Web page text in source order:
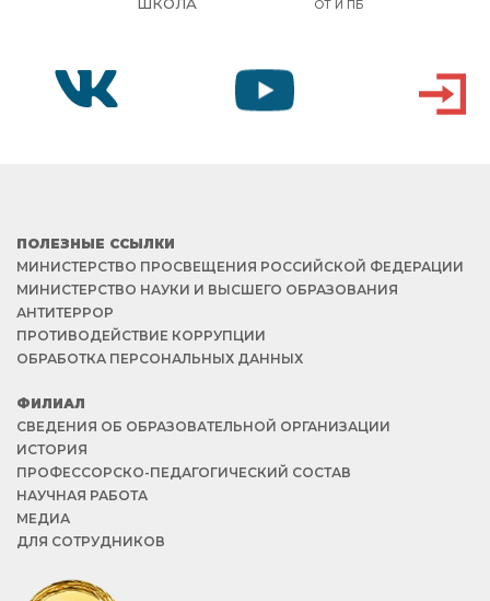
ОТ И ПБ
ПОЛЕЗНЫЕ ССЫЛКИ
МИНИСТЕРСТВО ПРОСВЕЩЕНИЯ РОССИЙСКОЙ ФЕДЕРАЦИИ
МИНИСТЕРСТВО НАУКИ И ВЫСШЕГО ОБРАЗОВАНИЯ
АНТИТЕРРОР
ПРОТИВОДЕЙСТВИЕ КОРРУПЦИИ
ОБРАБОТКА ПЕРСОНАЛЬНЫХ ДАННЫХ
ФИЛИАЛ
СВЕДЕНИЯ ОБ ОБРАЗОВАТЕЛЬНОЙ ОРГАНИЗАЦИИ
ИСТОРИЯ
ПРОФЕССОРСКО-ПЕДАГОГИЧЕСКИЙ СОСТАВ
НАУЧНАЯ РАБОТА
МЕДИА
ДЛЯ СОТРУДНИКОВ